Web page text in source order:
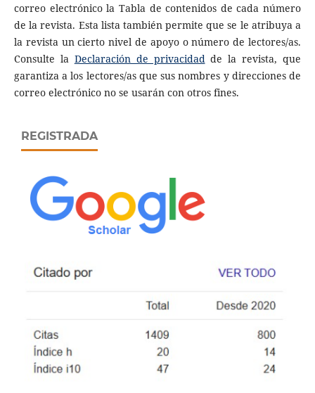
correo electrónico la Tabla de contenidos de cada número
de la revista. Esta lista también permite que se le atribuya a
la revista un cierto nivel de apoyo o número de lectores/as.
Consulte la Declaración de privacidad de la revista, que
garantiza a los lectores/as que sus nombres y direcciones de
correo electrónico no se usarán con otros fines.
REGISTRADA